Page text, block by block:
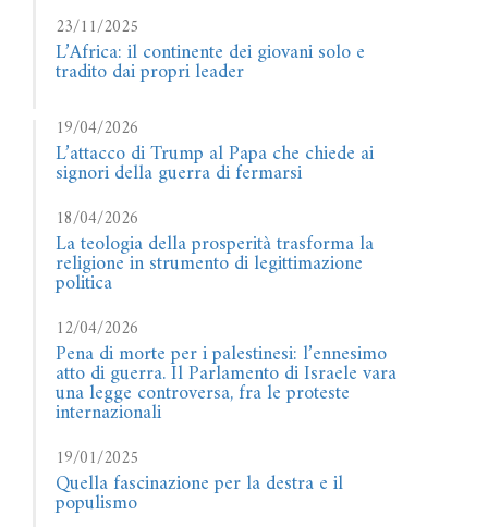
23/11/2025
L’Africa: il continente dei giovani solo e
tradito dai propri leader
19/04/2026
L’attacco di Trump al Papa che chiede ai
signori della guerra di fermarsi
18/04/2026
La teologia della prosperità trasforma la
religione in strumento di legittimazione
politica
12/04/2026
Pena di morte per i palestinesi: l’ennesimo
atto di guerra. Il Parlamento di Israele vara
una legge controversa, fra le proteste
internazionali
19/01/2025
Quella fascinazione per la destra e il
populismo